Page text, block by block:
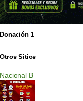
Donación 1
Otros Sitios
Nacional B